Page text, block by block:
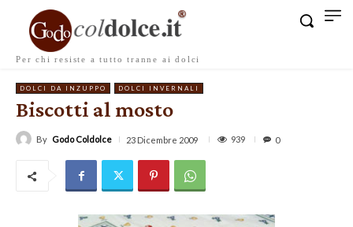
Per chi resiste a tutto tranne ai dolci
DOLCI DA INZUPPO DOLCI INVERNALI
Biscotti al mosto
By Godo Coldolce 23 Dicembre 2009 939 0